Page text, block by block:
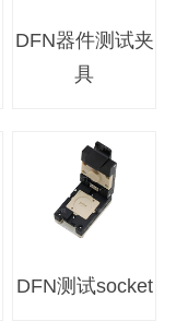
DFN器件测试夹
具
DFN测试socket